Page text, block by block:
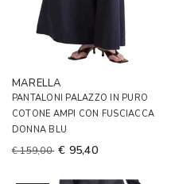
MARELLA
PANTALONI PALAZZO IN PURO
COTONE AMPI CON FUSCIACCA
DONNA BLU
€ 159,00 € 95,40